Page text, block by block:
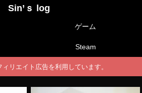
Sin’ｓ log
ゲーム
Steam
リエイト広告を利用しています。